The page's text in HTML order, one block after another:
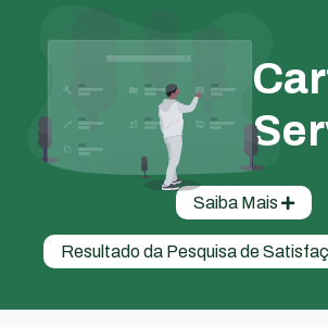
Saiba Mais
Resultado da Pesquisa de